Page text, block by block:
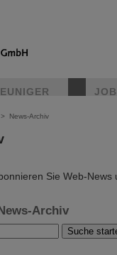
> News-Archiv
Sie Web-News
Archiv